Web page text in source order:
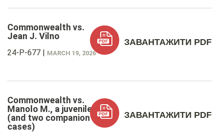
Commonwealth vs.
Jean J. Vilno
24-P-677 | MARCH 19, 2026
ЗАВАНТАЖИТИ PDF
Commonwealth vs.
Manolo M., a juvenile
(and two companion
cases)
ЗАВАНТАЖИТИ PDF